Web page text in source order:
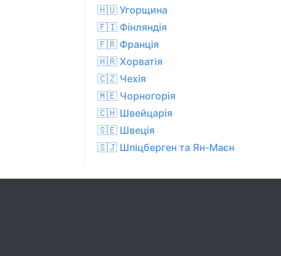
🇭🇺 Угорщина
🇫🇮 Фінляндія
🇫🇷 Франція
🇭🇷 Хорватія
🇨🇿 Чехiя
🇲🇪 Чорногорія
🇨🇭 Швейцарія
🇸🇪 Швеція
🇸🇯 Шпіцберген та Ян-Маєн